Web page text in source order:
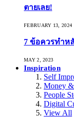
ตายเลย!
FEBRUARY 13, 2024
7 ข้อควรทำห
MAY 2, 2023
Inspiration
Self
Money
People
Digital
View All